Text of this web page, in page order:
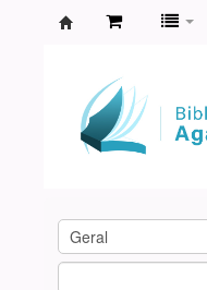
Agamenon
Magalhães